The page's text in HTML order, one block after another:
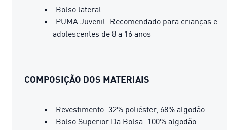
Bolso lateral
PUMA Juvenil: Recomendado para crianças e
adolescentes de 8 a 16 anos
COMPOSIÇÃO DOS MATERIAIS
Revestimento: 32% poliéster, 68% algodão
Bolso Superior Da Bolsa: 100% algodão